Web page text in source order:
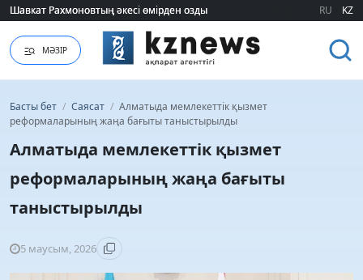
Шавкат Рахмоновтың әкесі өмірден озды
Шавкат Рахмоновтың әкесі өмірден озды RU KZ
МӘЗІР
Басты бет / Саясат / Алматыда мемлекеттік қызмет
реформаларының жаңа бағыты таныстырылды
Алматыда мемлекеттік қызмет
реформаларының жаңа бағыты
таныстырылды
5 маусым, 2026